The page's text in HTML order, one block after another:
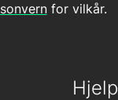
for vilkår.
Hjelp